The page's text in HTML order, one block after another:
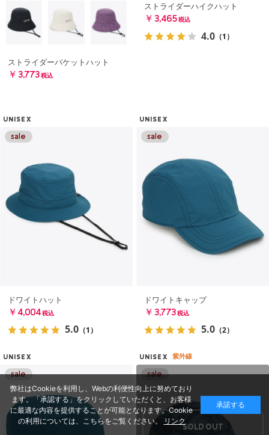
ストライダーバケットハット
￥3,773 税込
ストライダーハイクハット
￥3,465 税込
4.0 （1）
UNISEX
ドワイトハット
￥4,004 税込
5.0 （1）
UNISEX
ドワイトキャップ
￥3,773 税込
5.0 （2）
UNISEX UNISEX 紫外線
SOLD OUT
弊社はCookieを利用し、Webの利便性向上に努めており
ます。「承認する」をクリックしていただくと、お客様
に最適な内容を提供することが可能となります。Cookie
の利用については、こちらをご覧ください。
リンク
承諾する